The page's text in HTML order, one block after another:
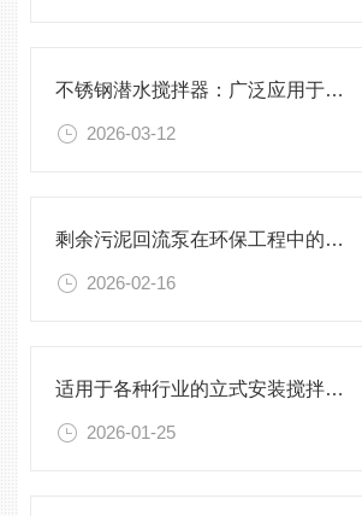
不锈钢潜水搅拌器：广泛应用于污水处理与化学工程
2026-03-12
剩余污泥回流泵在环保工程中的应用前景
2026-02-16
适用于各种行业的立式安装搅拌机选型指南
2026-01-25